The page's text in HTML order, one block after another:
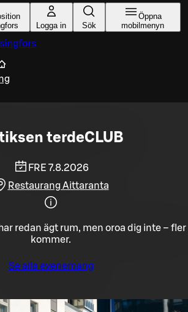
Logga in Sök
Öppna
mobilmenyn
terdeCLUB
FRE 7.8.2026
Restaurang Aittaranta
redan ägt rum, men oroa dig inte – fler
kommer.
Se alla evenemang